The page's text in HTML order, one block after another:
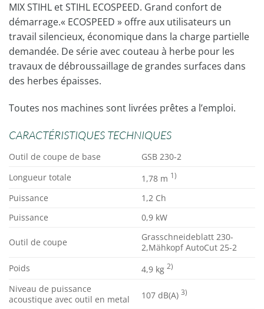
MIX STIHL et STIHL ECOSPEED. Grand confort de
démarrage.« ECOSPEED » offre aux utilisateurs un
travail silencieux, économique dans la charge partielle
demandée. De série avec couteau à herbe pour les
travaux de débroussaillage de grandes surfaces dans
des herbes épaisses.
Toutes nos machines sont livrées prêtes a l’emploi.
CARACTÉRISTIQUES TECHNIQUES
Outil de coupe de base
GSB 230-2
Longueur totale
1,78 m 1)
Puissance
1,2 Ch
Puissance
0,9 kW
Outil de coupe
Grasschneideblatt 230-
2,Mähkopf AutoCut 25-2
Poids
4,9 kg2)
Niveau de puissance
acoustique avec outil en metal
107 dB(A)3)